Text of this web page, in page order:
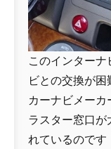
このインター
ビとの交換が
カーナビメーカ
ラスター窓口が
れているのです